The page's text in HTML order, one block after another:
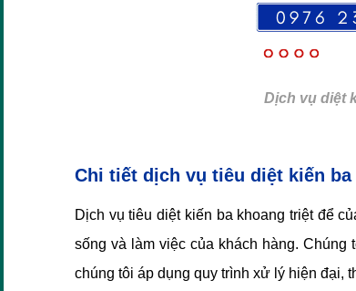
Dịch vụ diệt
Chi tiết dịch vụ tiêu diệt kiến
Dịch vụ tiêu diệt kiến ba khoang triệt để
sống và làm việc của khách hàng.
chúng tôi áp dụng quy trình xử lý hiện đại,